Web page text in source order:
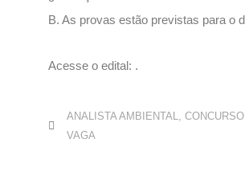
B. As provas estão previstas para o
Acesse o edital: .
ANALISTA AMBIENTAL, CONCURSO
VAGA